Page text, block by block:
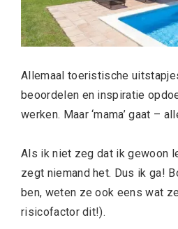
Allemaal toeristische
beoordelen en inspiratie
werken. Maar ‘mama’ gaat –
Als ik niet zeg dat ik gewoon
zegt niemand het. Dus ik ga!
ben, weten ze ook eens wat
risicofactor dit!).